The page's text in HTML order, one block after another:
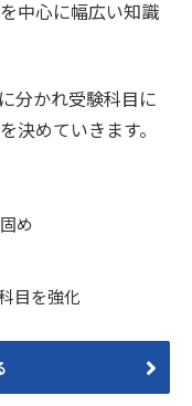
中心に幅広い知識
分かれ受験科目に
決めていきます。
め
目を強化